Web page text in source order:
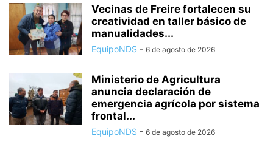
Vecinas de Freire fortalecen su
creatividad en taller básico de
manualidades...
EquipoNDS - 6 de agosto de 2026
Ministerio de Agricultura
anuncia declaración de
emergencia agrícola por sistema
frontal...
EquipoNDS - 6 de agosto de 2026